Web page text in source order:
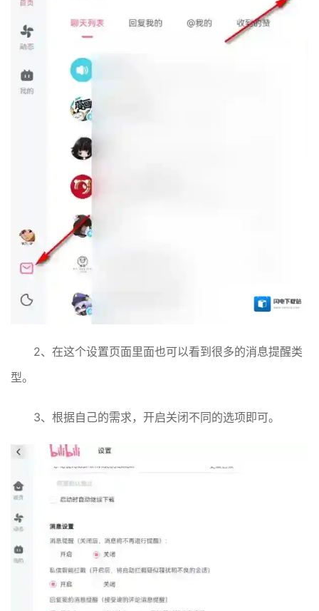
2、在这个设置页面里面也可以看到很多的消息提醒类
型。
3、根据自己的需求，开启关闭不同的选项即可。